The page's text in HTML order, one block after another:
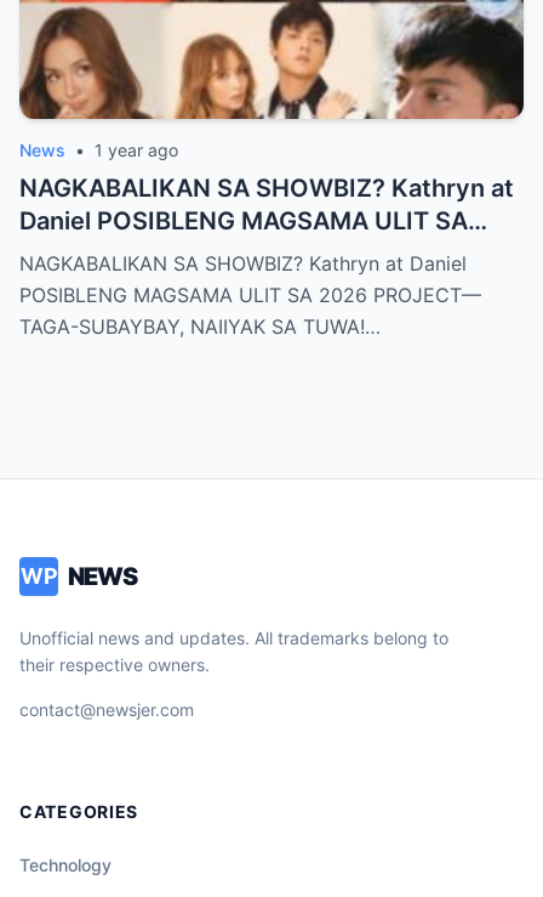
News • 1 year ago
NAGKABALIKAN SA SHOWBIZ? Kathryn at
Daniel POSIBLENG MAGSAMA ULIT SA
2026 PROJECT—TAGA-SUBAYBAY,
NAIIYAK SA TUWA!
NAGKABALIKAN SA SHOWBIZ? Kathryn at Daniel
POSIBLENG MAGSAMA ULIT SA 2026 PROJECT—
TAGA-SUBAYBAY, NAIIYAK SA TUWA!…
WP NEWS
Unofficial news and updates. All trademarks belong to
their respective owners.
contact@newsjer.com
CATEGORIES
Technology